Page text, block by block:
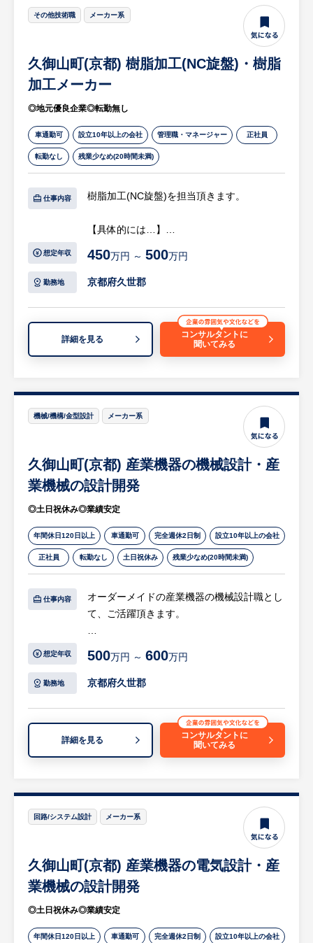
・既存顧客の営業が中心です。顧客深耕や定
期フォローをお任せします。
その他技術職 メーカー系
久御山町(京都) 樹脂加工(NC旋盤)・樹脂
加工メーカー
◎地元優良企業◎転勤無し
車通勤可 設立10年以上の会社 管理職・マネージャー 正社員
転勤なし 残業少なめ(20時間未満)
仕事内容 樹脂加工(NC旋盤)を担当頂きます。
【具体的には…】
・マザック、滝澤鉄工所製のNC旋盤のプロ
グラム作成
※詳細は面談時にお伝えします
など多種多様な加工品を製作しています。
・「NOとは言わないモノづくり」をモット
ーにしており、50年以上の歴史があります。
・正規雇用12名、嘱託2名の計14名が所属し
ております。（20代2名、30代6名、40代2
名、50代2名、60代2名）
■就業環境
・扱っているものが樹脂製品のため、作業中
の油汚れ等もほとんどありません。
・作業場は、密閉されていて空調も完備され
やすい環境です。
想定年収 450万円 ～ 500万円
勤務地 京都府久世郡
詳細を見る
コンサルタントに
聞いてみる
機械/機構/金型設計 メーカー系
久御山町(京都) 産業機器の機械設計・産
業機械の設計開発
◎土日祝休み◎業績安定
年間休日120日以上 車通勤可 完全週休2日制 設立10年以上の会社
正社員 転勤なし 土日祝休み 残業少なめ(20時間未満)
仕事内容
オーダーメイドの産業機器の機械設計職とし
て、ご活躍頂きます。
・お客様との仕様検討、開発設計
・基本設計～詳細設計
リモートワーク：週１～2日相談可能（業務
出張頻度：打ち合わせや立ち上げ時に日帰り
等
※詳細は面談時にお伝えします
・食品包装用、医療用、最先端のリチウムイ
オン電池、半導体、ディスプレイなど多くの
身の回りにある幅広い製品に使われていま
す。
想定年収 500万円 ～ 600万円
勤務地 京都府久世郡
詳細を見る
コンサルタントに
聞いてみる
回路/システム設計 メーカー系
久御山町(京都) 産業機器の電気設計・産
業機械の設計開発
◎土日祝休み◎業績安定
年間休日120日以上 車通勤可 完全週休2日制 設立10年以上の会社